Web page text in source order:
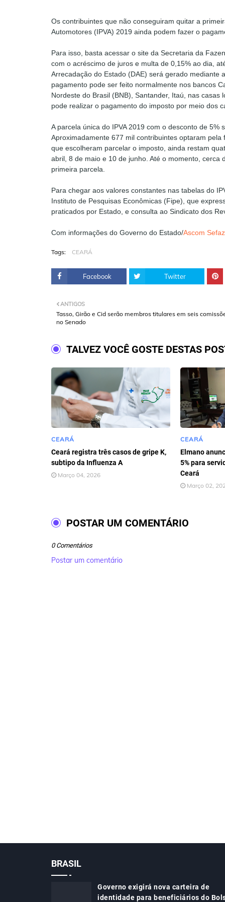
Os contribuintes que não conseguiram quitar a
Automotores (IPVA) 2019 ainda podem fazer o
Para isso, basta acessar o site da Secretaria da
com o acréscimo de juros e multa de 0,15% ao dia,
Arrecadação do Estado (DAE) será gerado
pagamento pode ser feito normalmente nos bancos
Nordeste do Brasil (BNB), Santander, Itaú, nas
pode realizar o pagamento do imposto por meio dos
A parcela única do IPVA 2019 com o desconto de
Aproximadamente 677 mil contribuintes optaram
que escolheram parcelar o imposto, ainda restam
abril, 8 de maio e 10 de junho. Até o momento,
primeira parcela.
Para chegar aos valores constantes nas tabelas do
Instituto de Pesquisas Econômicas (Fipe), que
praticados por Estado, e consulta ao Sindicato dos
Com informações do Governo do Estado/Ascom Sefaz
Tags: CEARÁ
Facebook Twitter
ANTIGOS
Tasso, Girão e Cid serão membros titulares em seis
no Senado
TALVEZ VOCÊ GOSTE DESTAS
CEARÁ
Ceará registra três casos de gripe K,
subtipo da Influenza A
Março 04, 2026
CEARÁ
Elmano
5% para
Ceará
Março 02,
POSTAR UM COMENTÁRIO
0 Comentários
Postar um comentário
BRASIL
Governo exigirá nova carteira de
identidade para beneficiários do